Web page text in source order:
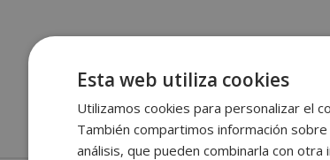
Esta web utiliza cookies
Utilizamos cookies para personalizar el
También compartimos información
análisis, que pueden combinarla con